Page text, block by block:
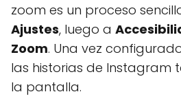
zoom es un proceso
Ajustes, luego a
Zoom. Una vez
las historias de Instagram
la pantalla.